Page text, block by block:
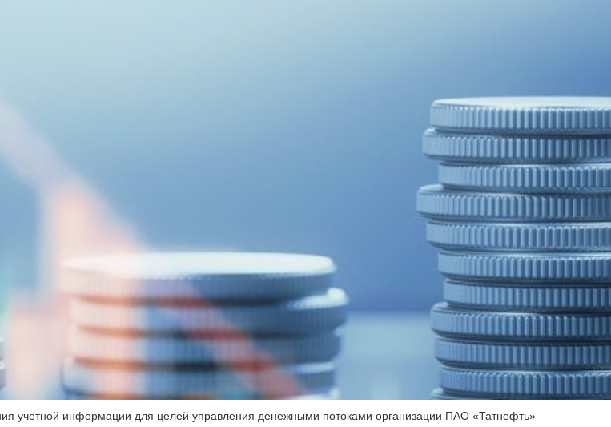
учетной информации для целей управления денежными потоками организации ПАО «Татнефть»